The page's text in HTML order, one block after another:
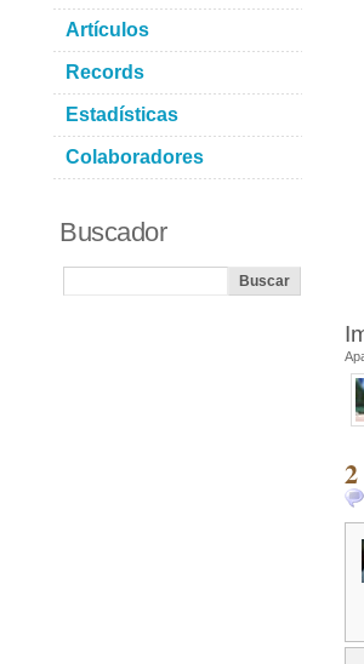
Artículos
Records
Estadísticas
Colaboradores
Buscador